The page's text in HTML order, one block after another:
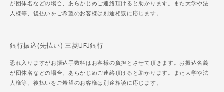
が団体名などの場合、あらかじめご連絡頂けると助かります。また大学や法
人様等、後払いをご希望のお客様は別途相談に応じます。
銀行振込(先払い) 三菱UFJ銀行
恐れ入りますがお振込手数料はお客様の負担とさせて頂きます。お振込名義
が団体名などの場合、あらかじめご連絡頂けると助かります。また大学や法
人様等、後払いをご希望のお客様は別途相談に応じます。